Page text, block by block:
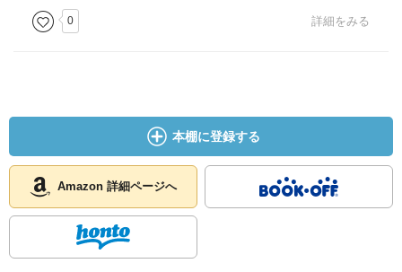
0 詳細をみる
本棚に登録する
Amazon 詳細ページへ